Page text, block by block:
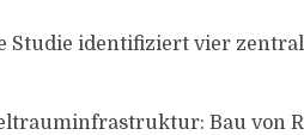
Studie identifiziert vier
Bau von